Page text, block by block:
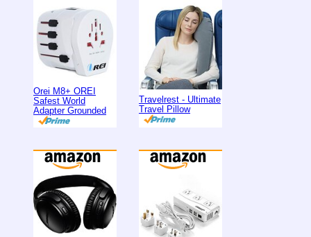
Orei M8+ OREI
Safest World
Adapter Grounded
Travelrest - Ultimate
Travel Pillow